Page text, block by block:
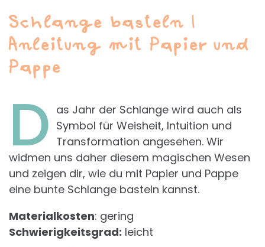
Schlange basteln |
Anleitung mit Papier und
Pappe
D as Jahr der Schlange wird auch als
Symbol für Weisheit, Intuition und
Transformation angesehen. Wir
widmen uns daher diesem magischen Wesen
und zeigen dir, wie du mit Papier und Pappe
eine bunte Schlange basteln kannst.
Materialkosten: gering
Schwierigkeitsgrad: leicht